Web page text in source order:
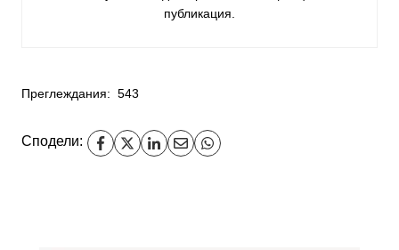
публикация.
Преглеждания: 543
Сподели: